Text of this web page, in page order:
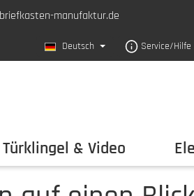
manufaktur.de
Deutsch Service/Hilfe
Türklingel & Video